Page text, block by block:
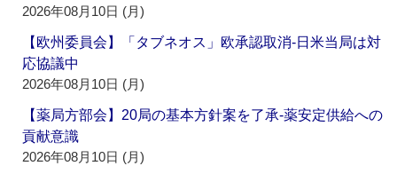
2026年08月10日 (月)
【欧州委員会】「タブネオス」欧承認取消‐日米当局は対
応協議中
2026年08月10日 (月)
【薬局方部会】20局の基本方針案を了承‐薬安定供給への
貢献意識
2026年08月10日 (月)